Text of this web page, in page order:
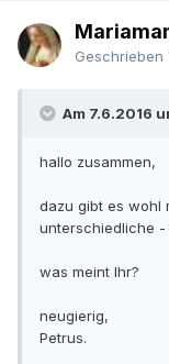
Geschrieben
Am 7.6.2016
hallo zusammen,
dazu gibt es wohl
unterschiedliche -
was meint Ihr?
neugierig,
Petrus.